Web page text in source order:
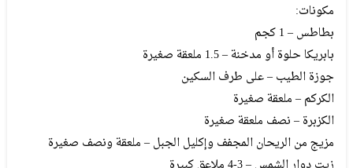
مكونات:
بطاطس – 1 كجم
بابريكا حلوة أو مدخنة – 1.5 ملعقة صغيرة
جوزة الطيب – على طرف السكين
الكركم – ملعقة صغيرة
الكزبرة – نصف ملعقة صغيرة
مزيج من الريحان المجفف وإكليل الجبل – ملعقة ونصف صغيرة